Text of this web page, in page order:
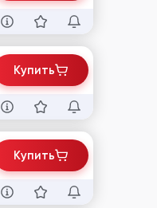
Купить
Купить